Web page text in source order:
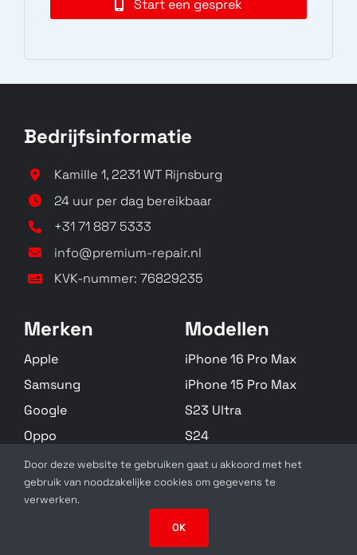
Start een gesprek
Bedrijfsinformatie
Kamille 1, 2231 WT Rijnsburg
24 uur per dag bereikbaar
+31 71 887 5333
info@premium-repair.nl
KVK-nummer: 76829235
Merken
Apple
Samsung
Google
Oppo
Huawei
Zebra
Modellen
iPhone 16 Pro Max
iPhone 15 Pro Max
S23 Ultra
S24
S22 Plus
Alle Modellen
SolidSlick Web Design 2025 ©
Door deze website te gebruiken gaat u akkoord met het
gebruik van noodzakelijke cookies om gegevens te
verwerken.
OK